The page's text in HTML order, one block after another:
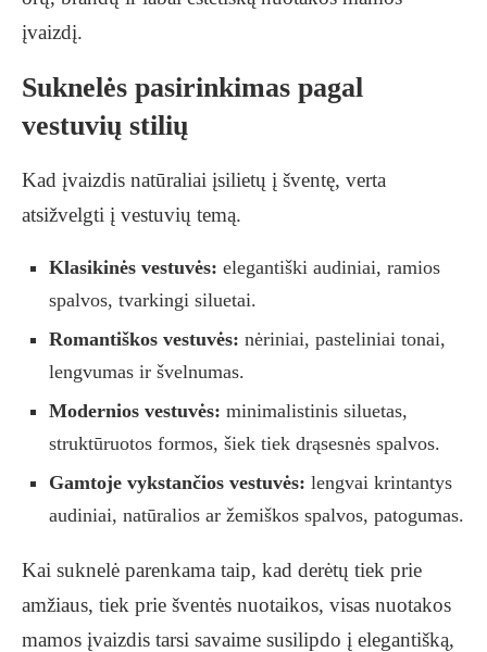
įvaizdį.
Suknelės pasirinkimas pagal
vestuvių stilių
Kad įvaizdis natūraliai įsilietų į šventę, verta
atsižvelgti į vestuvių temą.
Klasikinės vestuvės: elegantiški audiniai, ramios
spalvos, tvarkingi siluetai.
Romantiškos vestuvės: nėriniai, pasteliniai tonai,
lengvumas ir švelnumas.
Modernios vestuvės: minimalistinis siluetas,
struktūruotos formos, šiek tiek drąsesnės spalvos.
Gamtoje vykstančios vestuvės: lengvai krintantys
audiniai, natūralios ar žemiškos spalvos, patogumas.
Kai suknelė parenkama taip, kad derėtų tiek prie
amžiaus, tiek prie šventės nuotaikos, visas nuotakos
mamos įvaizdis tarsi savaime susilipdo į elegantišką,